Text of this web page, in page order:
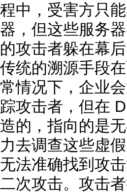
程中，受害方只
器，但这些服务
的攻击者躲在幕
传统的溯源手段
常情况下，企业
踪攻击者，但在
造的，指向的是
力去调查这些虚
无法准确找到攻
二次攻击。攻击